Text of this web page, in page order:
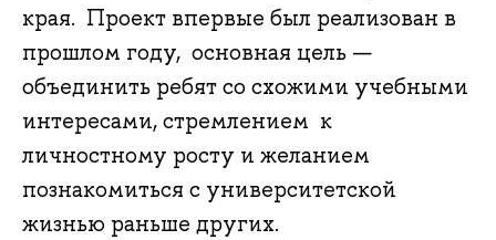
края. Проект впервые был реализован в
прошлом году, основная цель —
объединить ребят со схожими учебными
интересами, стремлением к
личностному росту и желанием
познакомиться с университетской
жизнью раньше других.